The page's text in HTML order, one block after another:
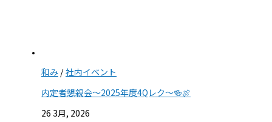
和み /社内イベント
内定者懇親会～2025年度4Qレク～🍻🍖
26 3月, 2026